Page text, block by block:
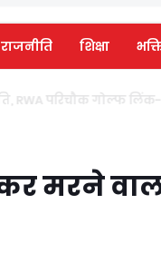
राजनीति शिक्षा
मरने